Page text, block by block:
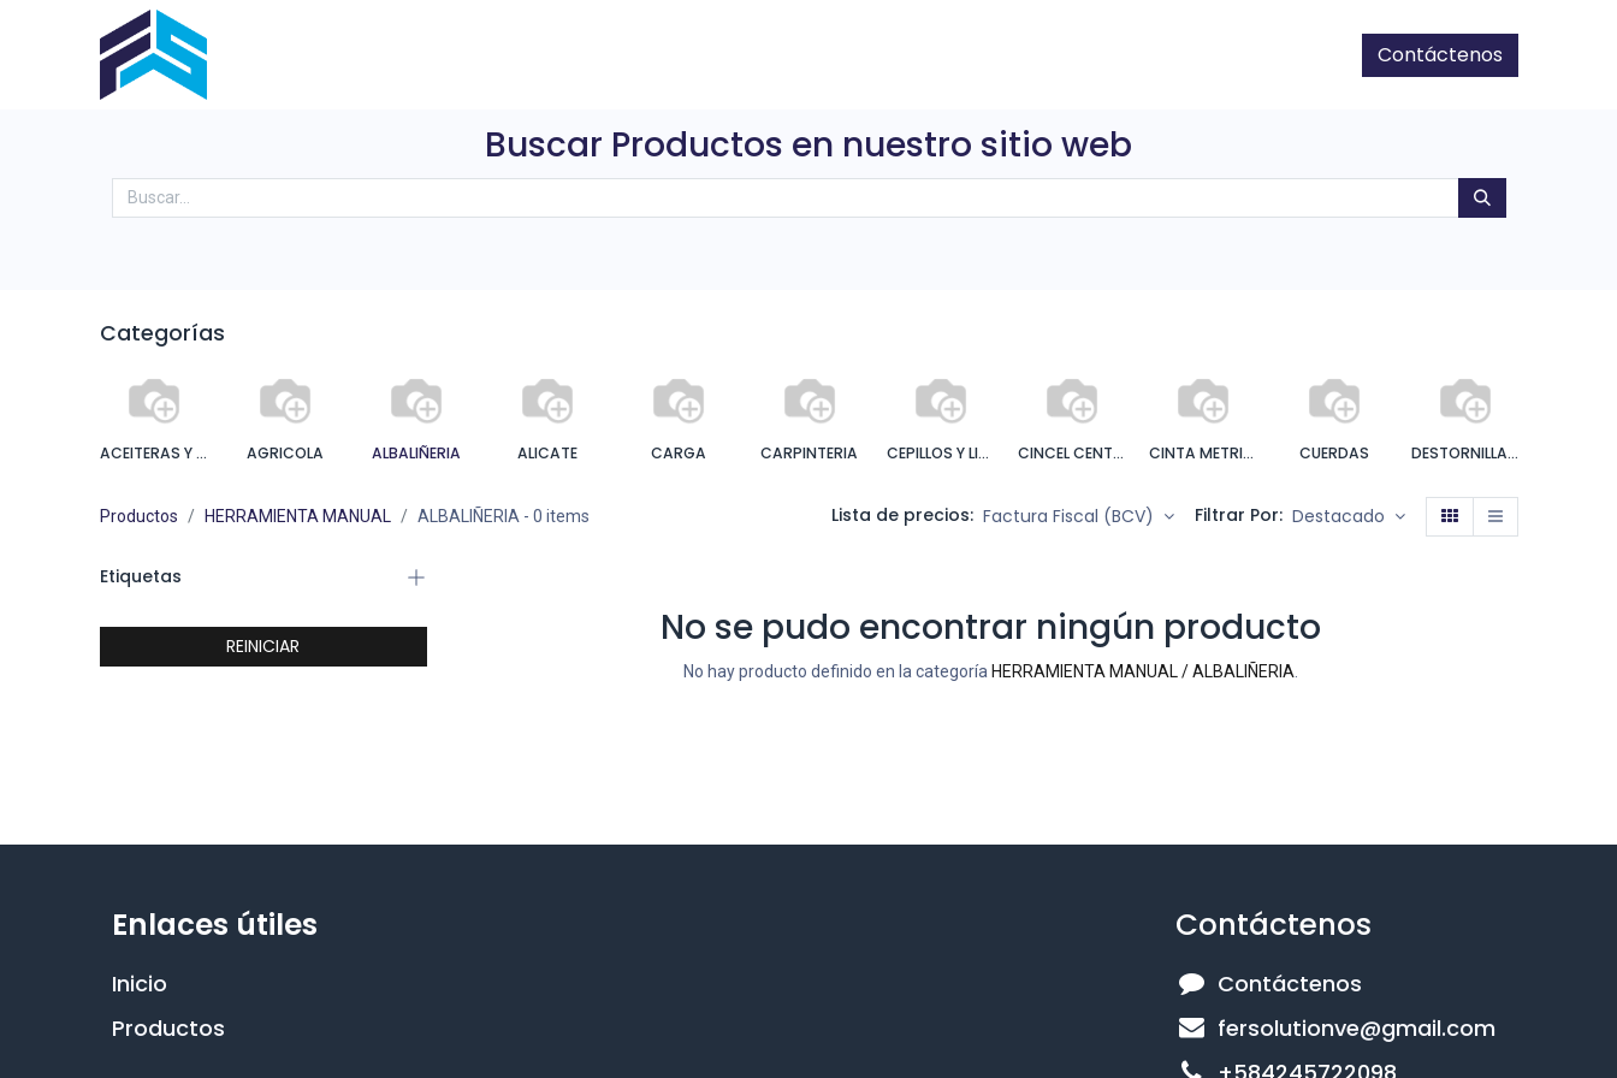
Contáctenos
Buscar Productos en nuestro sitio web
Categorías
ACEITERAS Y ENGRASADORA AGRICOLA ALBALIÑERIA ALICATE CARGA CARPINTERIA CEPILLOS Y LIMAS CINCEL CENTRO PUNTO CINTA METRICA CUERDAS DESTORNILLADORES
Productos HERRAMIENTA MANUAL ALBALIÑERIA - 0 items Lista de precios: Factura Fiscal (BCV) Filtrar Por: Destacado
Etiquetas
REINICIAR No se pudo encontrar ningún producto
No hay producto definido en la categoría HERRAMIENTA MANUAL / ALBALIÑERIA
Enlaces útiles
Inicio
Productos
Contáctenos
Contáctenos
fersolutionve@gmail.com